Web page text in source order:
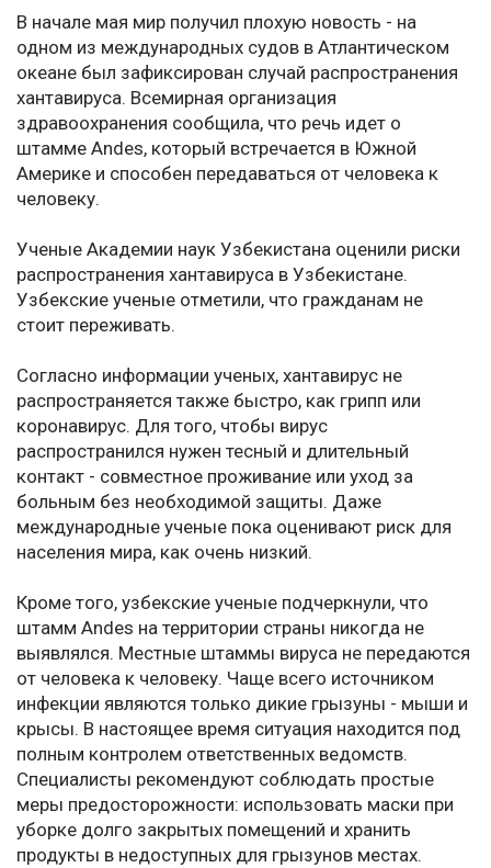
В начале мая мир получил плохую новость - на
одном из международных судов в Атлантическом
океане был зафиксирован случай распространения
хантавируса. Всемирная организация
здравоохранения сообщила, что речь идет о
штамме Andes, который встречается в Южной
Америке и способен передаваться от человека к
человеку.
Ученые Академии наук Узбекистана оценили риски
распространения хантавируса в Узбекистане.
Узбекские ученые отметили, что гражданам не
стоит переживать.
Согласно информации ученых, хантавирус не
распространяется также быстро, как грипп или
коронавирус. Для того, чтобы вирус
распространился нужен тесный и длительный
контакт - совместное проживание или уход за
больным без необходимой защиты. Даже
международные ученые пока оценивают риск для
населения мира, как очень низкий.
Кроме того, узбекские ученые подчеркнули, что
штамм Andes на территории страны никогда не
выявлялся. Местные штаммы вируса не передаются
от человека к человеку. Чаще всего источником
инфекции являются только дикие грызуны - мыши и
крысы. В настоящее время ситуация находится под
полным контролем ответственных ведомств.
Специалисты рекомендуют соблюдать простые
меры предосторожности: использовать маски при
уборке долго закрытых помещений и хранить
продукты в недоступных для грызунов местах.